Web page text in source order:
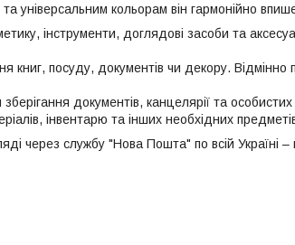
універсальним кольорам він гармонійно
інструменти, доглядові засоби та
посуду, документів чи декору. Відмінно
документів, канцелярії та
інвентарю та інших необхідних
через службу "Нова Пошта" по всій Україні